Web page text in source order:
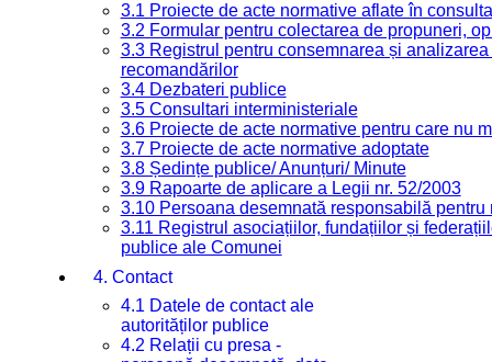
3.1 Proiecte de acte normative aflate în
3.2 Formular pentru colectarea de propuneri,
3.3 Registrul pentru consemnarea și
recomandărilor
3.4 Dezbateri publice
3.5 Consultari interministeriale
3.6 Proiecte de acte normative pentru care nu
3.7 Proiecte de acte normative adoptate
3.8 Ședințe publice/ Anunțuri/ Minute
3.9 Rapoarte de aplicare a Legii nr. 52/2003
3.10 Persoana desemnată responsabilă
3.11 Registrul asociațiilor, fundațiilor și
publice ale Comunei
4. Contact
4.1 Datele de contact ale
autorităților publice
4.2 Relații cu presa -